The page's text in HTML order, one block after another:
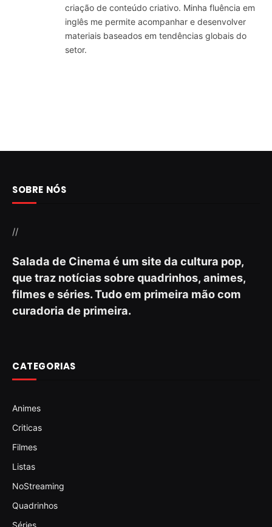
criação de conteúdo criativo. Minha fluência em
inglês me permite acompanhar e desenvolver
materiais baseados em tendências globais do
setor.
SOBRE NÓS
//
Salada de Cinema é um site da cultura pop,
que traz notícias sobre quadrinhos, animes,
filmes e séries. Tudo em primeira mão com
curadoria de primeira.
CATEGORIAS
Animes
Criticas
Filmes
Listas
NoStreaming
Quadrinhos
Séries